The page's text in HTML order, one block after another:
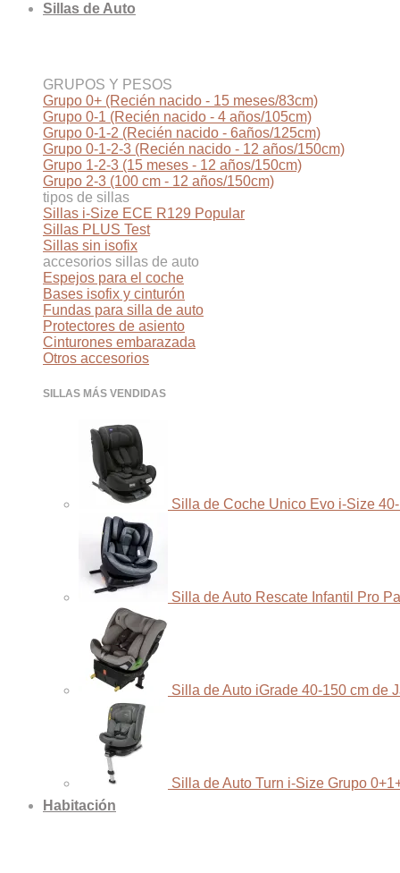
Sillas de Auto
GRUPOS Y PESOS
Grupo 0+ (Recién nacido - 15 meses/83cm)
Grupo 0-1 (Recién nacido - 4 años/105cm)
Grupo 0-1-2 (Recién nacido - 6años/125cm)
Grupo 0-1-2-3 (Recién nacido - 12 años/150cm)
Grupo 1-2-3 (15 meses - 12 años/150cm)
Grupo 2-3 (100 cm - 12 años/150cm)
tipos de sillas
Sillas i-Size ECE R129
Sillas PLUS Test
Sillas sin isofix
accesorios sillas de auto
Espejos para el coche
Bases isofix y cinturón
Fundas para silla de auto
Protectores de asiento
Cinturones embarazada
Otros accesorios
SILLAS MÁS VENDIDAS
Silla de Coche Unico Evo i-Size
Silla de Auto Rescate Infantil Pro
Silla de Auto iGrade 40-150 cm de
Silla de Auto Turn i-Size Grupo
Habitación